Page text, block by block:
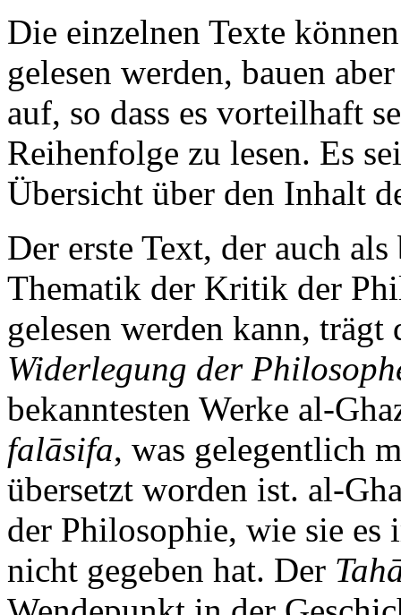
Die einzelnen Texte
gelesen werden, bauen
auf, so dass es vorteilhaft
Reihenfolge zu lesen. Es
Übersicht über den Inhalt
Der erste Text, der auch
Thematik der Kritik der
gelesen werden kann,
Widerlegung der
bekanntesten Werke al-
falāsifa, was gelegentlich
übersetzt worden ist. al-
der Philosophie, wie sie es
nicht gegeben hat. Der